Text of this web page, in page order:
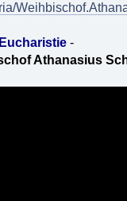
-
Athanasius